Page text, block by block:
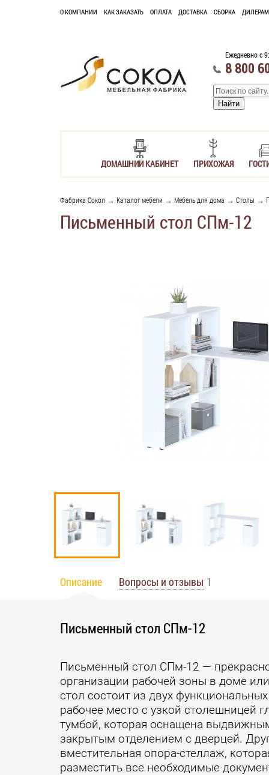
О КОМПАНИИ КАК ЗАКАЗАТЬ ОПЛАТА ДОСТАВКА СБОРКА ДИЛЕРАМ
Ежедневно с
8 800
ДОМАШНИЙ КАБИНЕТ ПРИХОЖАЯ
Фабрика Сокол → Каталог мебели → Мебель для дома → Столы →
Письменный стол СПм-12
Описание Вопросы и отзывы 1
Письменный стол СПм-12
Письменный стол СПм-12 —
организации рабочей зоны в доме
стол состоит из двух
рабочее место с узкой столешницей
тумбой, которая оснащена
закрытым отделением с дверцей.
вместительная опора-стеллаж,
разместить все необходимые